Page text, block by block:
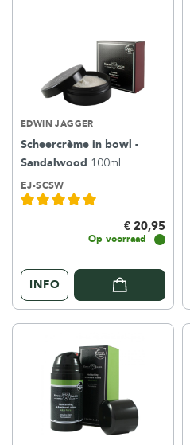
EDWIN JAGGER
Scheercrème in bowl -
Sandalwood 100ml
EJ-SCSW
€ 20,95
Op voorraad
INFO